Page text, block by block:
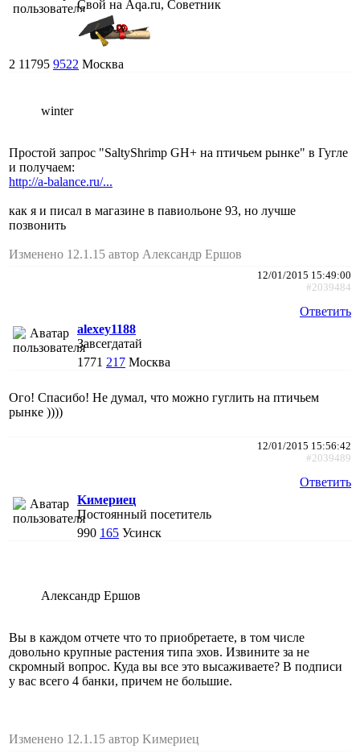
Свой на Aqa.ru, Советник
2 11795 9522 Москва
winter
Простой запрос "SaltyShrimp GH+ на птичьем рынке" в Гугле
и получаем:
http://a-balance.ru/...
как я и писал в магазине в павиольоне 93, но лучше
позвонить
Изменено 12.1.15 автор Александр Ершов
12/01/2015 15:49:00
#2039484
Ответить
alexey1188
Завсегдатай
1771 217 Москва
Ого! Спасибо! Не думал, что можно гуглить на птичьем
рынке ))))
12/01/2015 15:56:42
#2039489
Ответить
Kимериец
Постоянный посетитель
990 165 Усинск
Александр Ершов
Вы в каждом отчете что то приобретаете, в том числе
довольно крупные растения типа эхов. Извините за не
скромный вопрос. Куда вы все это высаживаете? В подписи
у вас всего 4 банки, причем не большие.
Изменено 12.1.15 автор Kимериец